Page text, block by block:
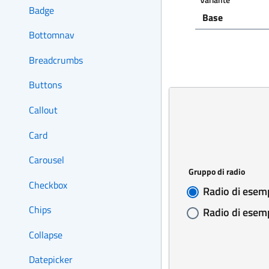
Badge
Bottomnav
Breadcrumbs
Buttons
Callout
Card
Carousel
Checkbox
Chips
Collapse
Datepicker